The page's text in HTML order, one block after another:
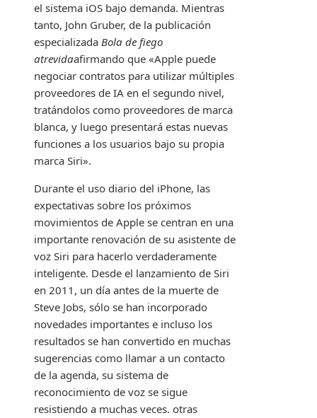
el sistema iOS bajo demanda. Mientras
tanto, John Gruber, de la publicación
especializada Bola de fiego
atrevidaafirmando que «Apple puede
negociar contratos para utilizar múltiples
proveedores de IA en el segundo nivel,
tratándolos como proveedores de marca
blanca, y luego presentará estas nuevas
funciones a los usuarios bajo su propia
marca Siri».
Durante el uso diario del iPhone, las
expectativas sobre los próximos
movimientos de Apple se centran en una
importante renovación de su asistente de
voz Siri para hacerlo verdaderamente
inteligente. Desde el lanzamiento de Siri
en 2011, un día antes de la muerte de
Steve Jobs, sólo se han incorporado
novedades importantes e incluso los
resultados se han convertido en muchas
sugerencias como llamar a un contacto
de la agenda, su sistema de
reconocimiento de voz se sigue
resistiendo a muchas veces. otras